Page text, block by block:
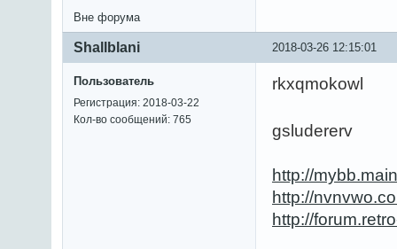
Вне форума
2018-03-26 12:15:01
Shallblani
Пользователь
Регистрация: 2018-03-22
Кол-во сообщений: 765
rkxqmokowl
gsludererv
http://
http://
http://